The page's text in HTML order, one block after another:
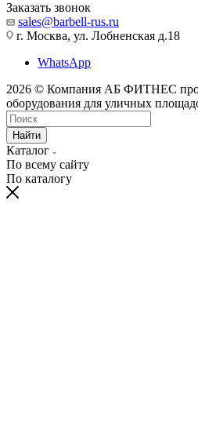
Заказать звонок
sales@barbell-rus.ru
г. Москва, ул. Лобненская д.18
WhatsApp
2026 © Компания АБ ФИТНЕС
оборудования для уличных
Найти
Каталог
По всему сайту
По каталогу